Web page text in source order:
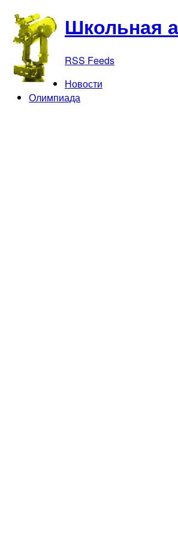
Школьная
RSS Feeds
Новости
Олимпиада